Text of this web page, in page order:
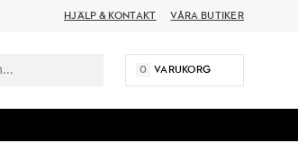
HJÄLP & KONTAKT VÅRA BUTIKER
0 VARUKORG